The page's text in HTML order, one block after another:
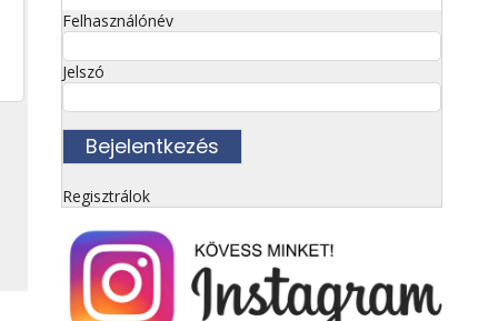
Felhasználónév
Jelszó
Regisztrálok